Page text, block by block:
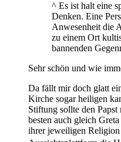
^ Es ist halt eine
Denken. Eine
Anwesenheit die
zu einem Ort
bannenden
Sehr schön und wie
Da fällt mir doch glatt
Kirche sogar heiligen
Stiftung sollte den Papst
besten auch gleich
ihrer jeweiligen